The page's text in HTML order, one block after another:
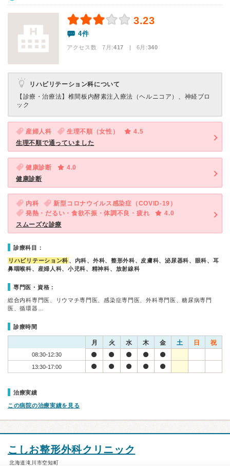
3.23
4件
アクセス数 7月:417 | 6月:340
リハビリテーション科について
【診療・治療法】 椎間板内酵素注入療法（ヘルニコア）、神経ブロ
ック
産婦人科 生理不順（女性）
4.5
生理不順で通っていました
健康診断
4.0
健康診断
内科
新型コロナウイルス感染症（COVID-19）
発熱・だるい・食欲不振・体調不良・疲れ
4.0
スムーズな診療
診療科目：
リハビリテーション科 、内科、外科、整形外科、皮膚科、泌尿器科、眼科、耳
鼻咽喉科、産婦人科、小児科、精神科、放射線科
専門医・資格：
総合内科専門医、リウマチ専門医、感染症専門医、外科専門医、糖尿病専門
医、循環器…
診療時間
月 火 水 木 金 土 日 祝
08:30-12:30
13:30-17:00
治療実績
この病院の治療実績を見る
こしお整形外科クリニック
北海道滝川市空知町